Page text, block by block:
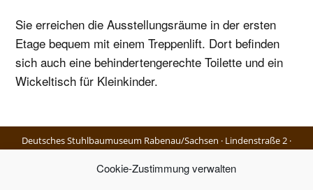
Cookie-Zustimmung verwalten
Sie erreichen die Ausstellungsräume in der ersten
Etage bequem mit einem Treppenlift. Dort befinden
sich auch eine behindertengerechte Toilette und ein
Wickeltisch für Kleinkinder.
Deutsches Stuhlbaumuseum Rabenau/Sachsen · Lindenstraße 2 ·